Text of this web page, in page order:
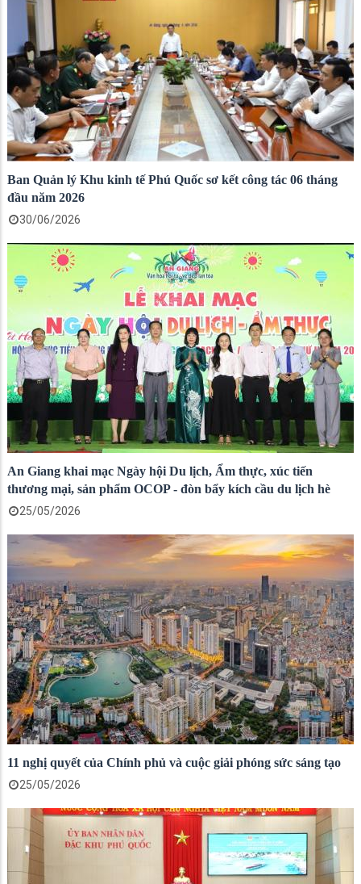
Ban Quản lý Khu kinh tế Phú Quốc sơ kết công tác 06 tháng
đầu năm 2026
30/06/2026
An Giang khai mạc Ngày hội Du lịch, Ẩm thực, xúc tiến
thương mại, sản phẩm OCOP - đòn bẩy kích cầu du lịch hè
25/05/2026
11 nghị quyết của Chính phủ và cuộc giải phóng sức sáng tạo
25/05/2026